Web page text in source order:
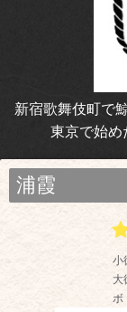
新宿歌舞伎町で
東京で始め
浦霞
小